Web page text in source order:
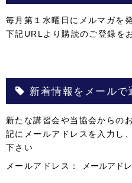
毎月第１水曜日にメルマガを
下記URLより購読のご登録を
新着情報をメールで
新たな講習会や当協会からの
記にメールアドレスを入力し
下さい
メールアドレス：